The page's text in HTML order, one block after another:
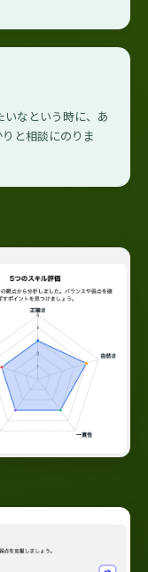
なという時に、あ
と相談にのりま